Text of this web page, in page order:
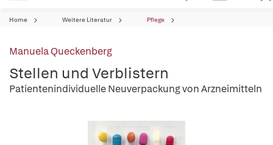
Home Weitere Literatur Pflege
Manuela Queckenberg
Stellen und Verblistern
Patientenindividuelle Neuverpackung von Arzneimitteln